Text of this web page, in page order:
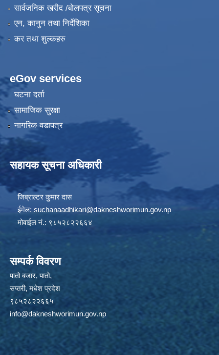
सार्वजनिक खरीद /बोलपत्र सूचना
एन, कानुन तथा निर्देशिका
कर तथा शुल्कहरु
eGov services
घटना दर्ता
सामाजिक सुरक्षा
नागरिक वडापत्र
सहायक सूचना अधिकारी
जिब्राल्टर कुुमार दास
ईमेल: suchanaadhikari@dakneshworimun.gov.np
मोवाईल नं.: ९८५२८२२६६४
सम्पर्क विवरण
पातो बजार, पातो,
सप्तरी, मधेश प्रदेश
९८५२८२२६६५
info@dakneshworimun.gov.np